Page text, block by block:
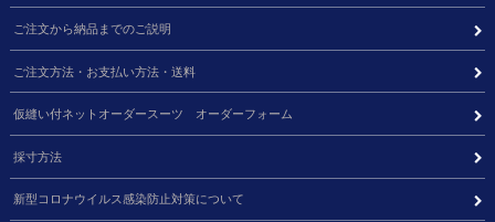
ご注文から納品までのご説明
ご注文方法・お支払い方法・送料
仮縫い付ネットオーダースーツ オーダーフォーム
採寸方法
新型コロナウイルス感染防止対策について